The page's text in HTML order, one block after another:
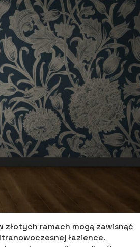
złotych ramach mogą zawisnąć
łazience.